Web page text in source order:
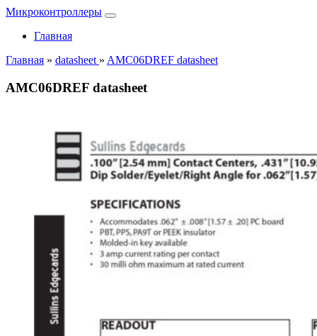
Микроконтроллеры
Главная
Главная » datasheet » AMC06DREF datasheet
AMC06DREF datasheet